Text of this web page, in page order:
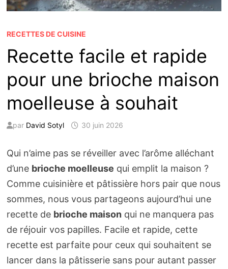
RECETTES DE CUISINE
Recette facile et rapide
pour une brioche maison
moelleuse à souhait
par David Sotyl 30 juin 2026
Qui n’aime pas se réveiller avec l’arôme alléchant
d’une brioche moelleuse qui emplit la maison ?
Comme cuisinière et pâtissière hors pair que nous
sommes, nous vous partageons aujourd’hui une
recette de brioche maison qui ne manquera pas
de réjouir vos papilles. Facile et rapide, cette
recette est parfaite pour ceux qui souhaitent se
lancer dans la pâtisserie sans pour autant passer